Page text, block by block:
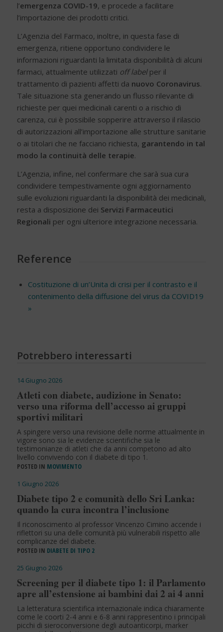
l’emergenza COVID-19, e procede a facilitare
l’importazione dei prodotti critici.
L’Agenzia del Farmaco, inoltre, in questa fase di
emergenza, ritiene opportuno condividere le
informazioni riguardanti la limitata disponibilità di alcuni
farmaci, attualmente utilizzati off labelper il
trattamento di pazienti affetti da nuovo Coronavirus.
Tale situazione sta generando un flusso rilevante di
richieste per quei medicinali carenti o a rischio di
carenza, cui è possibile sopperire attraverso il rilascio
di autorizzazioni all’importazione alle strutture sanitarie
o ai titolari che ne facciano richiesta, garantendo in tal
modo la continuità delle terapie.
L’Agenzia, infine, nel confermare che sarà sua cura
condividere tempestivamente ogni aggiornamento
sulle evoluzioni riguardanti la disponibilità dei medicinali,
resta a disposizione dei Servizi Farmaceutici
Regionali per ogni ulteriore integrazione necessaria.
Reference
Costituzione di un’Unita di crisi per il contrasto e il
contenimento della diffusione del virus da COVID19
»
Potrebbero interessarti
14 Giugno 2026
Atleti con diabete, audizione in Senato:
verso una riforma dell’accesso ai gruppi
sportivi militari
A spingere verso una revisione delle norme attualmente in
vigore sono sia le evidenze scientifiche sia le
testimonianze di atleti che da anni competono ad alto
livello convivendo con il diabete di tipo 1.
POSTED IN MOVIMENTO
1 Giugno 2026
Diabete tipo 2 e comunità dello Sri Lanka:
quando la cura incontra l’inclusione
Il riconoscimento al professor Vincenzo Cimino accende i
riflettori su una delle comunità più vulnerabili rispetto alle
complicanze del diabete.
POSTED IN DIABETE DI TIPO 2
25 Giugno 2026
Screening per il diabete tipo 1: il Parlamento
apre all’estensione ai bambini dai 2 ai 4 anni
La letteratura scientifica internazionale indica chiaramente
come le coorti 2-4 anni e 6-8 anni rappresentino i principali
picchi di sieroconversione degli autoanticorpi, marker